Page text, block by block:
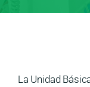
La Unidad